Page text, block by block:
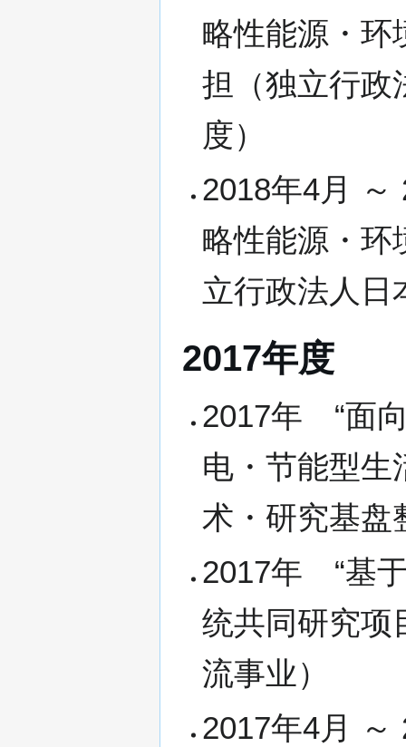
略性能源・
担（独立行政
度）
2018年4月
略性能源・
立行政法人日
2017年度
2017年 “面
电・节能型
术・研究基盘
2017年 “基
统共同研究
流事业）
2017年4月